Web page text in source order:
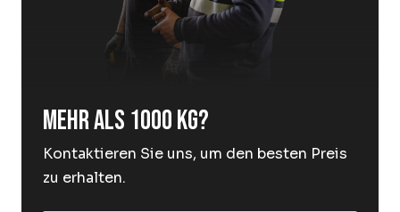
Mehr als 1000 kg?
Kontaktieren Sie uns, um den besten Preis
zu erhalten.